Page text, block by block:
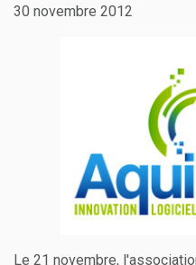
30 novembre 2012
Le 21 novembre,